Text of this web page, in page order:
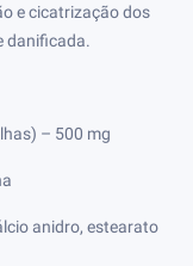
e cicatrização dos
danificada.
– 500 mg
anidro, estearato